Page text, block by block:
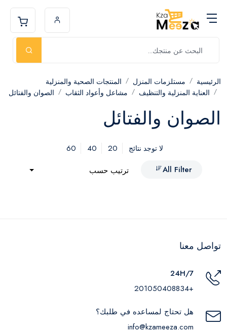
الرئيسية مستلزمات المنزل
المنتجات الصحية والمنزلية
العناية المنزلية والتنظيف
مشاعل وأعواد الثقاب الصوان والفتائل
الصوان والفتائل
لا توجد نتائج 20
40
60
All Filter
ترتيب حسب
تواصل معنا
24H/7
+201050408834
هل تحتاج لمساعده في طلبك؟
info@kzameeza.com